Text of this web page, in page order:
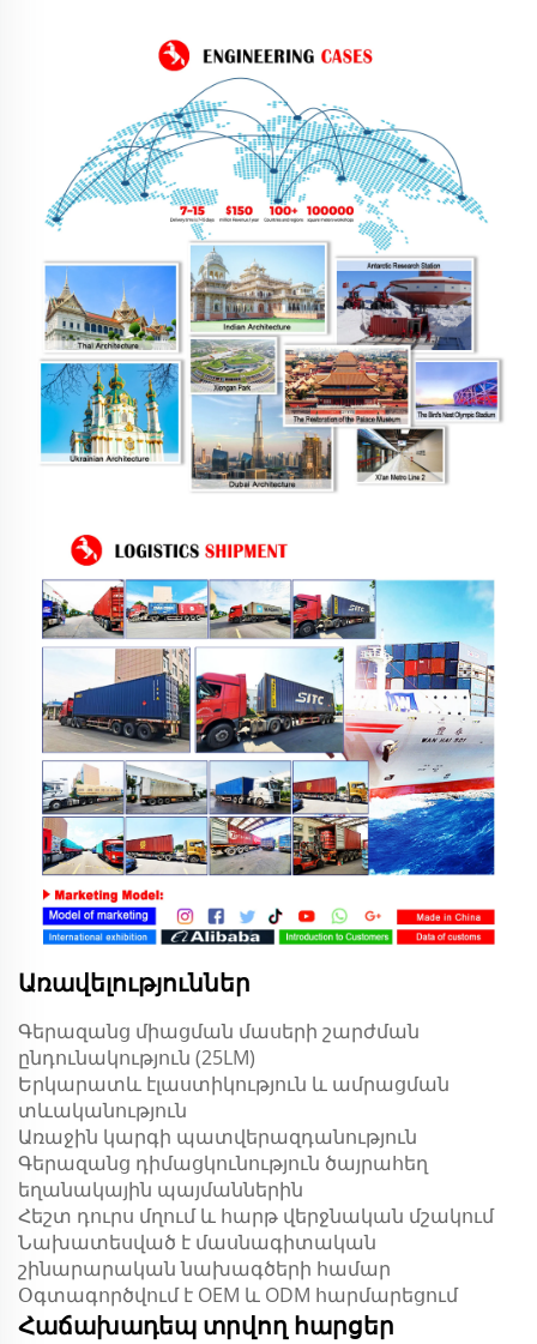
Առավելություններ
Գերազանց միացման մասերի շարժման
ընդունակություն (25LM)
Երկարատև էլաստիկություն և ամրացման
տևականություն
Առաջին կարգի պատվերազդանություն
Գերազանց դիմացկունություն ծայրահեղ
եղանակային պայմաններին
Հեշտ դուրս մղում և հարթ վերջնական մշակում
Նախատեսված է մասնագիտական
շինարարական նախագծերի համար
Օգտագործվում է OEM և ODM հարմարեցում
Հաճախադեպ տրվող հարցեր